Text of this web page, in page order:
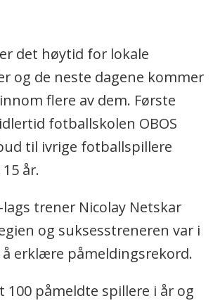
det høytid for lokale
og de neste dagene kommer
flere av dem. Første
fotballskolen OBOS
til ivrige fotballspillere
år.
lags trener Nicolay Netskar
og suksesstreneren var i
erklære påmeldingsrekord.
100 påmeldte spillere i år og